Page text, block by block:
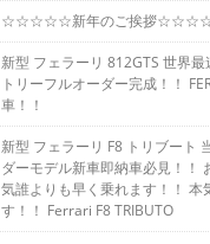
☆☆☆☆☆新年のご挨拶
新型 フェラーリ 812GTS 世界
トリーフルオーダー完成！！
車！！
新型 フェラーリ F8 トリブート
ダーモデル新車即納車必見！！
気誰よりも早く乗れます！！
す！！ Ferrari F8 TRIBUTO